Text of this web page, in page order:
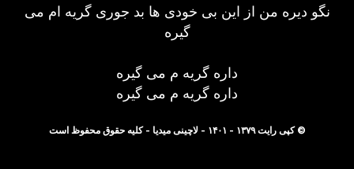
نگو دیره من از این بی خودی ها بد جوری گریه ام می
گیره
داره گریه م می گیره
داره گریه م می گیره
© کپی رایت ۱۳۷۹ - ۱۴۰۱ - لاچینی میدیا - کلیه حقوق محفوظ است